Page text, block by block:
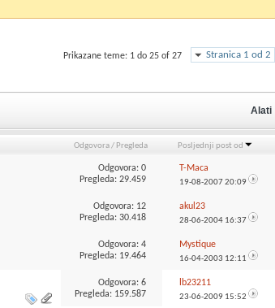
Stranica 1 od 2
Prikazane teme: 1 do 25 of 27
Alati
Odgovora/ Pregleda Posljednji post od
Odgovora: 0
Pregleda: 29.459
T-Maca
19-08-200720:09
Odgovora: 12
Pregleda: 30.418
akul23
28-06-2004 16:37
Odgovora: 4
Pregleda: 19.464
Mystique
16-04-2003 12:11
Odgovora: 6
Pregleda: 159.587
lb23211
23-06-2009 15:52